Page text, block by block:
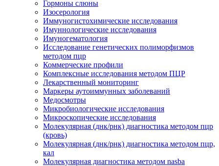
Гормоны слюны
Изосерология
Иммуногистохимические исследования
Имуннологические исследования
Имуногематология
Исследование генетических полиморфизмов
методом пцр
Коммерческие профили
Комплексные исследования методом ПЦР
Лекарственный мониторинг
Маркеры аутоиммунных заболеваний
Медосмотры
Микробиологические исследования
Микроскопические исследования
Молекулярная (днк/рнк) диагностика методом пцр
(кровь)
Молекулярная (днк/рнк) диагностика методом пцр,
кал
Молекулярная диагностика методом nasba